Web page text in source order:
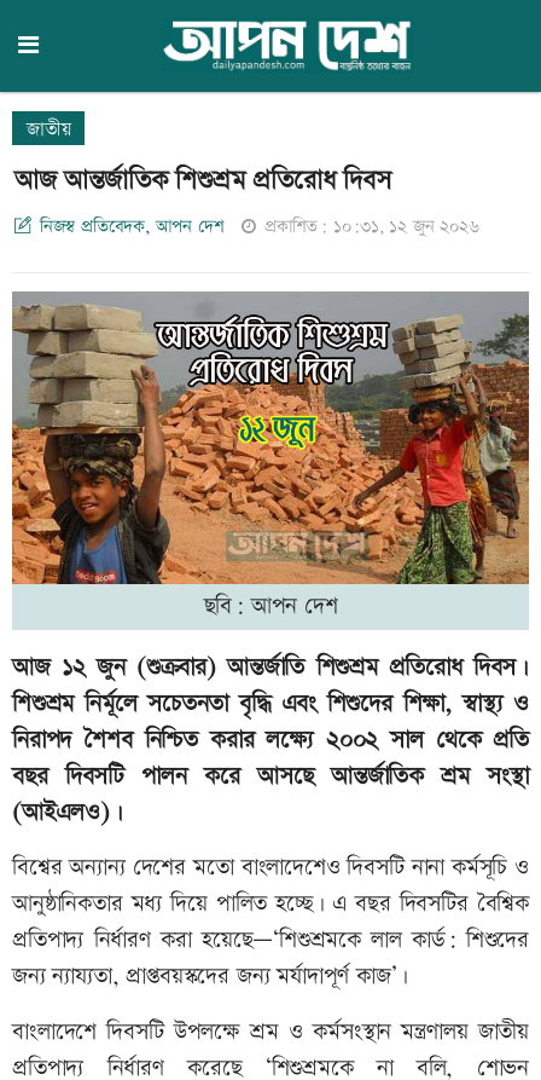
জাতীয়
আজ আন্তর্জাতিক শিশুশ্রম প্রতিরোধ দিবস
নিজস্ব প্রতিবেদক, আপন দেশ প্রকাশিত: ১০:৩১, ১২ জুন ২০২৬
ছবি: আপন দেশ
আজ ১২ জুন (শুক্রবার) আন্তর্জাতি শিশুশ্রম প্রতিরোধ দিবস।
শিশুশ্রম নির্মূলে সচেতনতা বৃদ্ধি এবং শিশুদের শিক্ষা, স্বাস্থ্য ও
নিরাপদ শৈশব নিশ্চিত করার লক্ষ্যে ২০০২ সাল থেকে প্রতি
বছর দিবসটি পালন করে আসছে আন্তর্জাতিক শ্রম সংস্থা
(আইএলও)।
বিশ্বের অন্যান্য দেশের মতো বাংলাদেশেও দিবসটি নানা কর্মসূচি ও
আনুষ্ঠানিকতার মধ্য দিয়ে পালিত হচ্ছে। এ বছর দিবসটির বৈশ্বিক
প্রতিপাদ্য নির্ধারণ করা হয়েছে—‘শিশুশ্রমকে লাল কার্ড: শিশুদের
জন্য ন্যায্যতা, প্রাপ্তবয়স্কদের জন্য মর্যাদাপূর্ণ কাজ’।
বাংলাদেশে দিবসটি উপলক্ষে শ্রম ও কর্মসংস্থান মন্ত্রণালয় জাতীয়
প্রতিপাদ্য নির্ধারণ করেছে ‘শিশুশ্রমকে না বলি, শোভন